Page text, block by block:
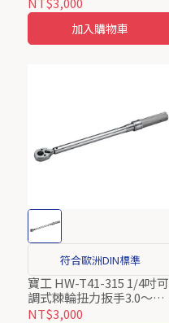
ProsKit
加入購物車
符合歐洲DIN標準
寶工 HW-T41-315 1/4吋可
調式棘輪扭力扳手3.0～
15N-m
NT$3,000